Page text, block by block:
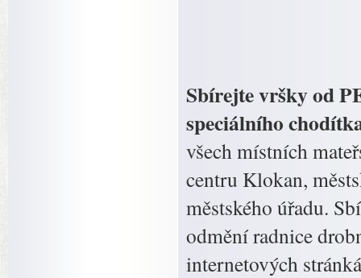
Sbírejte vršky od
speciálního
všech místních
centru Klokan,
městského úřadu.
odmění radnice
internetových